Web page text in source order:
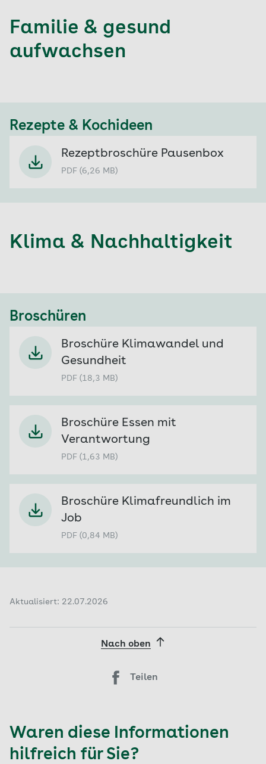
Familie & gesund
aufwachsen
Rezepte & Kochideen
Rezeptbroschüre Pausenbox
PDF (6,26 MB)
Klima & Nachhaltigkeit
Broschüren
Broschüre Klimawandel und
Gesundheit
PDF (18,3 MB)
Broschüre Essen mit
Verantwortung
PDF (1,63 MB)
Broschüre Klimafreundlich im
Job
PDF (0,84 MB)
Aktualisiert: 22.07.2026
Nach oben
Teilen
Waren diese Informationen
hilfreich für Sie?